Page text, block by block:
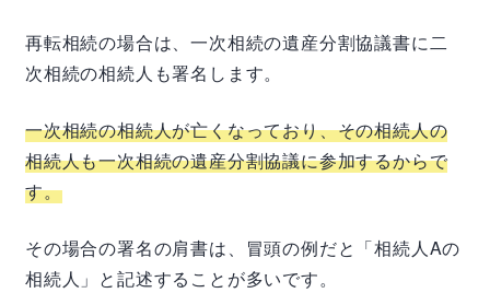
再転相続の場合は、一次相続の遺産分割協議書に二
次相続の相続人も署名します。
一次相続の相続人が亡くなっており、その相続人の
相続人も一次相続の遺産分割協議に参加するからで
す。
その場合の署名の肩書は、冒頭の例だと「相続人Aの
相続人」と記述することが多いです。